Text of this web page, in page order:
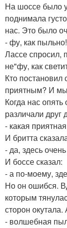
На шоссе было
поднимала
нас. Это было
- фу, как
Лассе спросил,
не"фу, как
Кто постановил
приятным? И
Когда нас
различали друг
- какая
И бритта
- да, здесь
И боссе сказал:
- а по-моему,
Но он ошибся.
которым
сторон
- волшебная